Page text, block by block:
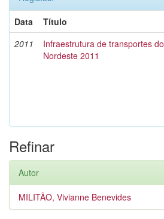
Data
Título
2011
Infraestrutura de transportes do
Nordeste 2011
Refinar
Autor
MILITÃO, Vivianne Benevides